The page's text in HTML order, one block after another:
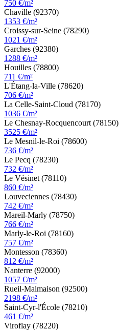
750 €/m²
Chaville (92370)
1353 €/m²
Croissy-sur-Seine (78290)
1021 €/m²
Garches (92380)
1288 €/m²
Houilles (78800)
711 €/m²
L'Étang-la-Ville (78620)
706 €/m²
La Celle-Saint-Cloud (78170)
1036 €/m²
Le Chesnay-Rocquencourt (78150)
3525 €/m²
Le Mesnil-le-Roi (78600)
736 €/m²
Le Pecq (78230)
732 €/m²
Le Vésinet (78110)
860 €/m²
Louveciennes (78430)
742 €/m²
Mareil-Marly (78750)
766 €/m²
Marly-le-Roi (78160)
757 €/m²
Montesson (78360)
812 €/m²
Nanterre (92000)
1057 €/m²
Rueil-Malmaison (92500)
2198 €/m²
Saint-Cyr-l'École (78210)
461 €/m²
Viroflay (78220)